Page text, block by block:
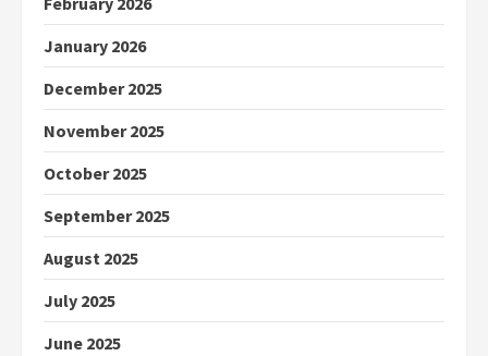
January 2026
December 2025
November 2025
October 2025
September 2025
August 2025
July 2025
June 2025